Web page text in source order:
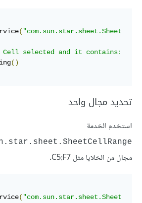
( "com.sun.star.sheet.Sheet
Cell selected and it contains:
()
تحديد مجال واحد
استخدم الخدمة
مجال من الخلايا مثل C5:F7.
( "com.sun.star.sheet.Sheet